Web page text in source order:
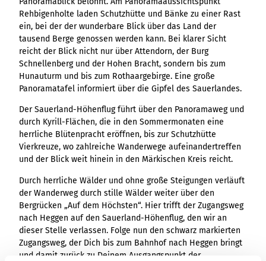
Rehbigenholte laden Schutzhütte und Bänke zu einer Rast
ein, bei der der wunderbare Blick über das Land der
tausend Berge genossen werden kann. Bei klarer Sicht
reicht der Blick nicht nur über Attendorn, der Burg
Schnellenberg und der Hohen Bracht, sondern bis zum
Hunauturm und bis zum Rothaargebirge. Eine große
Panoramatafel informiert über die Gipfel des Sauerlandes.
Der Sauerland-Höhenflug führt über den Panoramaweg und
durch Kyrill-Flächen, die in den Sommermonaten eine
herrliche Blütenpracht eröffnen, bis zur Schutzhütte
Vierkreuze, wo zahlreiche Wanderwege aufeinandertreffen
und der Blick weit hinein in den Märkischen Kreis reicht.
Durch herrliche Wälder und ohne große Steigungen verläuft
der Wanderweg durch stille Wälder weiter über den
Bergrücken „Auf dem Höchsten“. Hier trifft der Zugangsweg
nach Heggen auf den Sauerland-Höhenflug, den wir an
dieser Stelle verlassen. Folge nun den schwarz markierten
Zugangsweg, der Dich bis zum Bahnhof nach Heggen bringt
und damit zurück zu Deinem Ausgangspunkt der